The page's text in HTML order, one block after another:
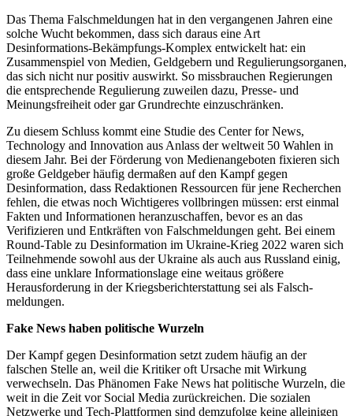
Das Thema Falschmeldungen hat in den vergangenen Jahren eine
solche Wucht bekommen, dass sich daraus eine Art
Desinformations-Bekämpfungs-Komplex entwickelt hat: ein
Zusammenspiel von Medien, Geldgebern und Regulierungsorganen,
das sich nicht nur positiv auswirkt. So missbrauchen Regierungen
die entsprechende Regulierung zuweilen dazu, Presse- und
Meinungsfreiheit oder gar Grundrechte einzuschränken.
Zu diesem Schluss kommt eine Studie des Center for News,
Technology and Innovation aus Anlass der weltweit 50 Wahlen in
diesem Jahr. Bei der Förderung von Medienangeboten fixieren sich
große Geldgeber häufig dermaßen auf den Kampf gegen
Desinformation, dass Redaktionen Ressourcen für jene Recherchen
fehlen, die etwas noch Wichtigeres vollbringen müssen: erst einmal
Fakten und Informationen heranzuschaffen, bevor es an das
Verifizieren und Entkräften von Falsch­meldungen geht. Bei einem
Round-Table zu Desinformation im Ukraine-Krieg 2022 waren sich
Teilnehmende sowohl aus der Ukraine als auch aus Russland einig,
dass eine unklare Informationslage eine weitaus größere
Herausforderung in der Kriegsberichterstattung sei als Falsch­
meldungen.
Fake News haben politische Wurzeln
Der Kampf gegen Desinformation setzt zudem häufig an der
falschen Stelle an, weil die Kritiker oft Ursache mit Wirkung
verwechseln. Das Phänomen Fake News hat politische Wurzeln, die
weit in die Zeit vor Social Media zurückreichen. Die sozialen
Netzwerke und Tech-Plattformen sind demzufolge keine alleinigen